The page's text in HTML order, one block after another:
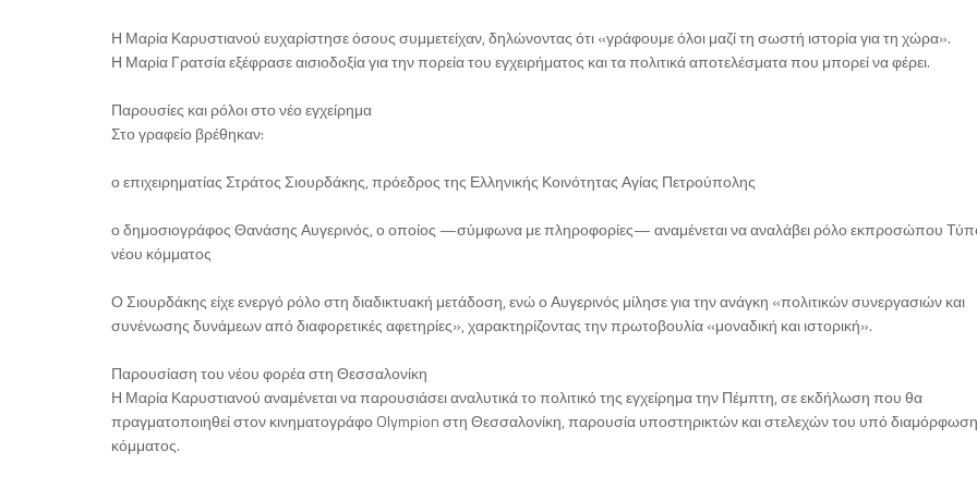
Η Μαρία Καρυστιανού ευχαρίστησε όσους συμμετείχαν, δηλώνοντας ότι «γράφουμε όλοι μαζί τη σωστή ιστορία για τη χώρα».
Η Μαρία Γρατσία εξέφρασε αισιοδοξία για την πορεία του εγχειρήματος και τα πολιτικά αποτελέσματα που μπορεί να φέρει.
Παρουσίες και ρόλοι στο νέο εγχείρημα
Στο γραφείο βρέθηκαν:
ο επιχειρηματίας Στράτος Σιουρδάκης, πρόεδρος της Ελληνικής Κοινότητας Αγίας Πετρούπολης
ο δημοσιογράφος Θανάσης Αυγερινός, ο οποίος —σύμφωνα με πληροφορίες— αναμένεται να αναλάβει ρόλο εκπροσώπου
νέου κόμματος
Ο Σιουρδάκης είχε ενεργό ρόλο στη διαδικτυακή μετάδοση, ενώ ο Αυγερινός μίλησε για την ανάγκη «πολιτικών συνεργασιών και
συνένωσης δυνάμεων από διαφορετικές αφετηρίες», χαρακτηρίζοντας την πρωτοβουλία «μοναδική και ιστορική».
Παρουσίαση του νέου φορέα στη Θεσσαλονίκη
Η Μαρία Καρυστιανού αναμένεται να παρουσιάσει αναλυτικά το πολιτικό της εγχείρημα την Πέμπτη, σε εκδήλωση που θα
πραγματοποιηθεί στον κινηματογράφο Olympion στη Θεσσαλονίκη, παρουσία υποστηρικτών και στελεχών του υπό διαμόρφωση
κόμματος.